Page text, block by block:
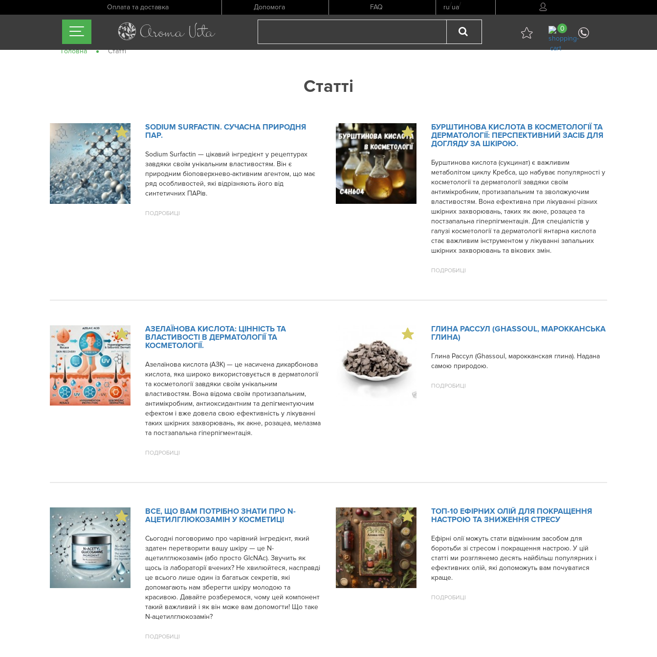
Оплата та доставка Допомога FAQ ru/ua/
0
Головна Статті
Статті
SODIUM SURFACTIN. СУЧАСНА ПРИРОДНЯ
ПАР.
Sodium Surfactin — цікавий інгредієнт у рецептурах
завдяки своїм унікальним властивостям. Він є
природним біоповерхнево-активним агентом, що має
ряд особливостей, які відрізняють його від
синтетичних ПАРів.
ПОДРОБИЦІ
БУРШТИНОВА КИСЛОТА В КОСМЕТОЛОГІЇ ТА
ДЕРМАТОЛОГІЇ: ПЕРСПЕКТИВНИЙ ЗАСІБ ДЛЯ
ДОГЛЯДУ ЗА ШКІРОЮ.
Бурштинова кислота (сукцинат) є важливим
метаболітом циклу Кребса, що набуває популярності у
косметології та дерматології завдяки своїм
антимікробним, протизапальним та зволожуючим
властивостям. Вона ефективна при лікуванні різних
шкірних захворювань, таких як акне, розацеа та
постзапальна гіперпігментація. Для спеціалістів у
галузі косметології та дерматології янтарна кислота
стає важливим інструментом у лікуванні запальних
шкірних захворювань та вікових змін.
ПОДРОБИЦІ
АЗЕЛАЇНОВА КИСЛОТА: ЦІННІСТЬ ТА
ВЛАСТИВОСТІ В ДЕРМАТОЛОГІЇ ТА
КОСМЕТОЛОГІЇ.
Азелаїнова кислота (АЗК) — це насичена дикарбонова
кислота, яка широко використовується в дерматології
та косметології завдяки своїм унікальним
властивостям. Вона відома своїм протизапальним,
антимікробним, антиоксидантним та депігментуючим
ефектом і вже довела свою ефективність у лікуванні
таких шкірних захворювань, як акне, розацеа, мелазма
та постзапальна гіперпігментація.
ПОДРОБИЦІ
ГЛИНА РАССУЛ (GHASSOUL, МАРОККАНСЬКА
ГЛИНА)
Глина Рассул (Ghassoul, марокканская глина). Надана
самою природою.
ПОДРОБИЦІ
ВСЕ, ЩО ВАМ ПОТРІБНО ЗНАТИ ПРО N-
АЦЕТИЛГЛЮКОЗАМІН У КОСМЕТИЦІ
Сьогодні поговоримо про чарівний інгредієнт, який
здатен перетворити вашу шкіру — це N-
ацетилглюкозамін (або просто GlcNAc). Звучить як
щось із лабораторії вчених? Не хвилюйтеся, насправді
це всього лише один із багатьох секретів, які
допомагають нам зберегти шкіру молодою та
красивою. Давайте розберемося, чому цей компонент
такий важливий і як він може вам допомогти! Що таке
N-ацетилглюкозамін?
ПОДРОБИЦІ
ТОП-10 ЕФІРНИХ ОЛІЙ ДЛЯ ПОКРАЩЕННЯ
НАСТРОЮ ТА ЗНИЖЕННЯ СТРЕСУ
Ефірні олії можуть стати відмінним засобом для
боротьби зі стресом і покращення настрою. У цій
статті ми розглянемо десять найбільш популярних і
ефективних олій, які допоможуть вам почуватися
краще.
ПОДРОБИЦІ